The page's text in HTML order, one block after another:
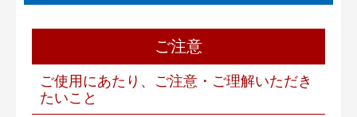
ご注意
ご使用にあたり、ご注意・ご理解いただき
たいこと